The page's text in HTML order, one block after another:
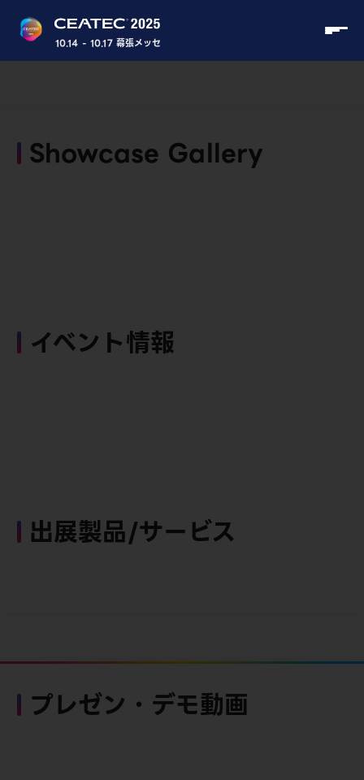
10.14 - 10.17 幕張メッセ
Showcase Gallery
イベント情報
出展製品/サービス
プレゼン・デモ動画